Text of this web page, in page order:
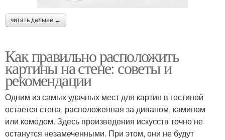
читать дальше →
Как правильно расположить
картины на стене: советы и
рекомендации
Одним из самых удачных мест для картин в гостиной
остается стена, расположенная за диваном, камином
или комодом. Здесь произведения искусств точно не
останутся незамеченными. При этом, они не будут